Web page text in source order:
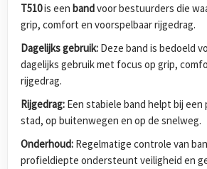
T510is een bandvoor bestuurders die
grip, comfort en voorspelbaar rijgedrag.
Dagelijks gebruik: Deze band is bedoeld
dagelijks gebruik met focus op grip,
rijgedrag.
Rijgedrag: Een stabiele band helpt bij
stad, op buitenwegen en op de snelweg.
Onderhoud: Regelmatige controle van
profieldiepte ondersteunt veiligheid en